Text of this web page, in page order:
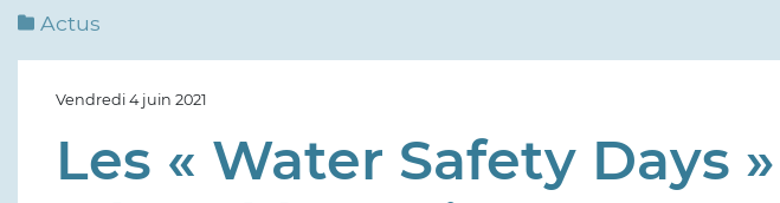
Actus
Vendredi 4 juin 2021
Les « Water Safety Days